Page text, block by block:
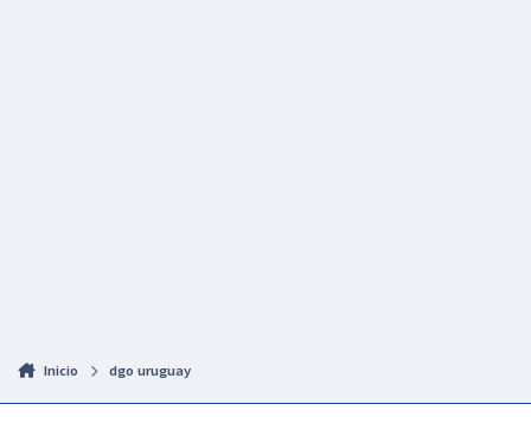
Inicio dgo uruguay